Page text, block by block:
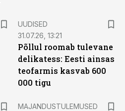
UUDISED
31.07.26, 13:21
Põllul roomab tulevane
delikatess: Eesti ainsas
teofarmis kasvab 600
000 tigu
MAJANDUSTULEMUSED